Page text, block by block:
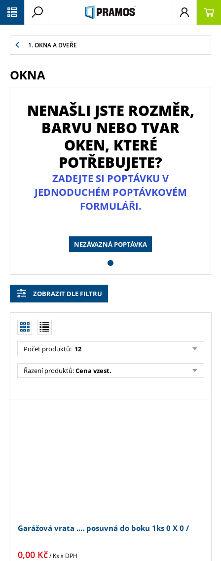
1. OKNA A DVEŘE
OKNA
NENAŠLI JSTE ROZMĚR,
BARVU NEBO TVAR
OKEN, KTERÉ
POTŘEBUJETE?
ZADEJTE SI POPTÁVKU V
JEDNODUCHÉM POPTÁVKOVÉM
FORMULÁŘI.
NEZÁVAZNÁ POPTÁVKA
ZOBRAZIT DLE FILTRU
Počet produktů: 12
Řazení produktů:Cena vzest.
Garážová vrata .... posuvná do boku 1ks 0 X 0 /
0,00 Kč/ Kss DPH